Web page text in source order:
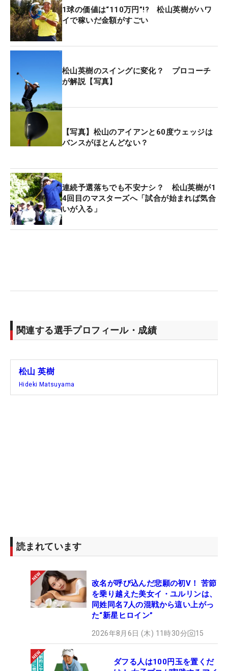
国）。これまで31回出場し（うち1回はアマチュ
ア）、984万5317ドルを手にしている。日本円にし
て14億円超えという巨額だ。
2636ドルで2位。優勝数はジャック・ニクラス（米
国）に次いで歴代2位だが、獲得賞金でも2位につけ
ている。
3位には22年、24年覇者のスコッティ・シェフラー
（米国）。マスターズ初出場は20年で、わずか5回
直近6大会の優勝者が全員トップ10に食い込む結果
に。昨今の賞金額高騰が色濃く反映されたランキン
グとなっている。
試合）
4位：ジョーダン・スピース 602万5828ドル（11
6位：ダスティン・ジョンソン 463万7235ドル
1球の価値は“110万円”!? 松山英樹がハワ
イで稼いだ金額がすごい
松山英樹のスイングに変化？ プロコーチ
が解説【写真】
【写真】松山のアイアンと60度ウェッジは
バンスがほとんどない？
連続予選落ちでも不安ナシ？ 松山英樹が1
4回目のマスターズへ「試合が始まれば気合
いが入る」
関連する選手プロフィール・成績
松山 英樹
Hideki Matsuyama
読まれています
改名が呼び込んだ悲願の初V！ 苦節
を乗り越えた美女イ・ユルリンは、
同姓同名7人の混戦から這い上がっ
た“新星ヒロイン”
2026年8月6日 (木) 11時30分 15
ダフる人は100円玉を置くだ